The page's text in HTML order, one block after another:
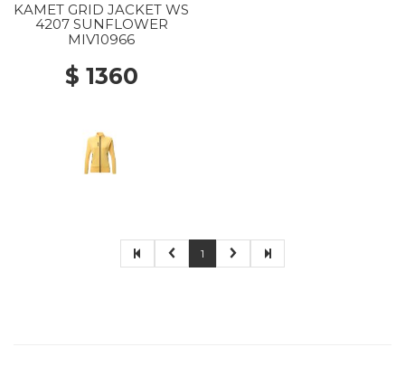
KAMET GRID JACKET WS
4207 SUNFLOWER
MIV10966
$ 1360
1